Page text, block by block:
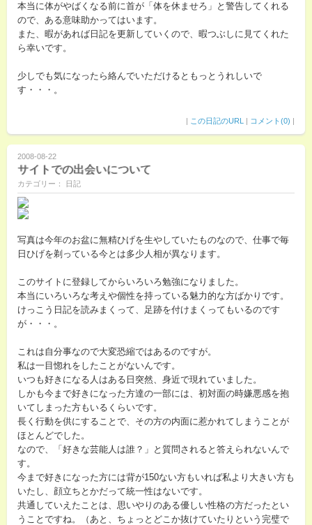
本当に体がやばくなる前に首が「体を休ませろ」と警告してくれる
ので、ある意味助かってはいます。
また、暇があれば日記を更新していくので、暇つぶしに見てくれた
ら幸いです。
少しでも気になったら絡んでいただけるともっとうれしいで
す・・・。
| この日記のURL | コメント(0) |
2008-08-22
サイトでの出会いについて
カテゴリー： 日記
写真は今年のお盆に無精ひげを生やしていたものなので、仕事で毎
日ひげを剃っている今とは多少人相が異なります。
このサイトに登録してからいろいろ勉強になりました。
本当にいろいろな考えや個性を持っている魅力的な方ばかりです。
けっこう日記を読みまくって、足跡を付けまくってもいるのです
が・・・。
これは自分事なので大変恐縮ではあるのですが。
私は一目惚れをしたことがないんです。
いつも好きになる人はある日突然、身近で現れていました。
しかも今まで好きになった方達の一部には、初対面の時嫌悪感を抱
いてしまった方もいるくらいです。
長く行動を供にすることで、その方の内面に惹かれてしまうことが
ほとんどでした。
なので、「好きな芸能人は誰？」と質問されると答えられないんで
す。
今まで好きになった方には背が150ない方もいれば私より大きい方も
いたし、顔立ちとかだって統一性はないです。
共通していえたことは、思いやりのある優しい性格の方だったとい
うことですね。（あと、ちょっとどこか抜けていたりという完璧で